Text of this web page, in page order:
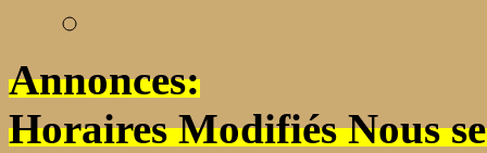
Annonces:
Horaires Modifiés Nous